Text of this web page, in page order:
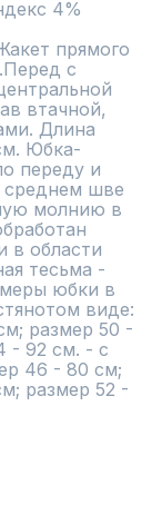
4%
прямого
с
втачной,
Длина
Юбка-
переду и
среднем шве
молнию в
в области
тесьма -
юбки в
виде:
размер 50 -
- 92 см. - с
46 - 80 см;
размер 52 -